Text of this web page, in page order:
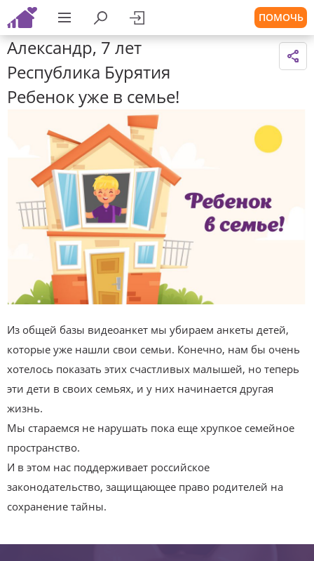
ПОМОЧЬ
Александр, 7 лет
Республика Бурятия
Ребенок уже в семье!
Из общей базы видеоанкет мы убираем анкеты детей,
которые уже нашли свои семьи. Конечно, нам бы очень
хотелось показать этих счастливых малышей, но теперь
эти дети в своих семьях, и у них начинается другая
жизнь.
Мы стараемся не нарушать пока еще хрупкое семейное
пространство.
И в этом нас поддерживает российское
законодательство, защищающее право родителей на
сохранение тайны.